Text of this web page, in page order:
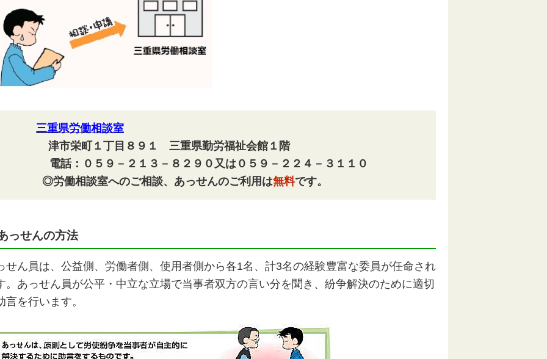
三重県労働相談室
津市栄町１丁目８９１ 三重県勤労福祉会館１階
電話：０５９－２１３－８２９０又は０５９－２２４－３１１０
働相談室へのご相談、あっせんのご利用は無料です。
っせんの方法
せん員は、公益側、労働者側、使用者側から各1名、計3名の経験豊富な委員が任命され
。あっせん員が公平・中立な立場で当事者双方の言い分を聞き、紛争解決のために適切
言を行います。